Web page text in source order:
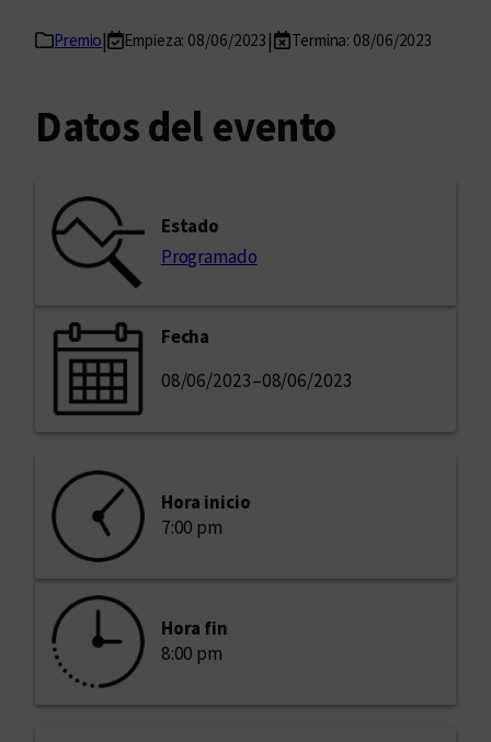
Premio| Empieza: 08/06/2023 | Termina: 08/06/2023
Datos del evento
Estado
Programado
Fecha
08/06/2023–08/06/2023
Hora inicio
7:00 pm
Hora fin
8:00 pm